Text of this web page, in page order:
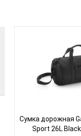
Сумка дорожная
Sport 26L